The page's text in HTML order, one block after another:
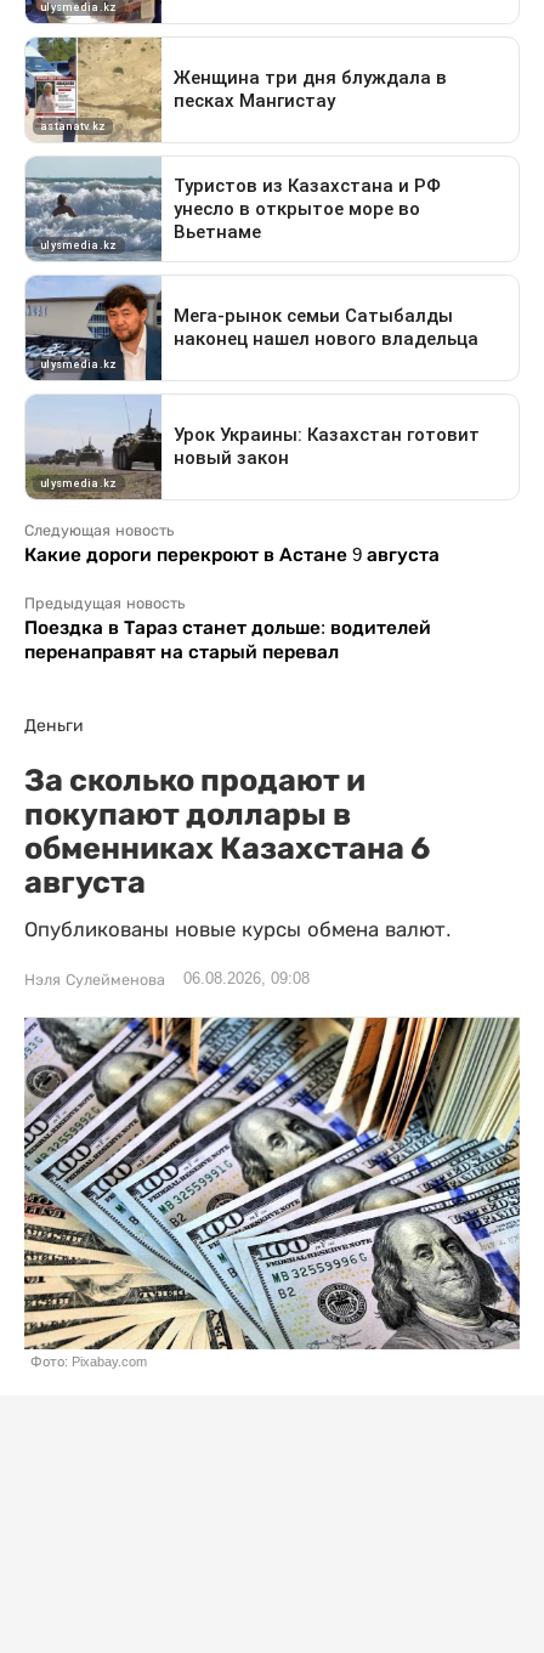
Следующая новость
Какие дороги перекроют в Астане 9 августа
Предыдущая новость
Поездка в Тараз станет дольше: водителей
перенаправят на старый перевал
Деньги
За сколько продают и
покупают доллары в
обменниках Казахстана 6
августа
Опубликованы новые курсы обмена валют.
Нэля Сулейменова 06.08.2026, 09:08
Фото: Pixabay.com